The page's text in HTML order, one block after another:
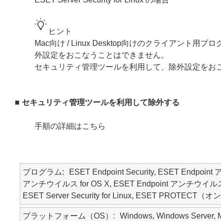
ヒント
Mac向け / Linux Desktop向けのクライアント用プ
外設定をおこなうことはできません。
セキュリティ管理ツールを利用して、除外設定をお
■ セキュリティ管理ツールを利用して除外する
手順の詳細はこちら
プログラム
ESET Endpoint Security, ESET Endpoint
アンチウイルス for OS X, ESET Endpoint アンチウイ
ESET Server Security for Linux, ESET PROTECT（オ
プラットフォーム（OS） Windows, Windows Server,